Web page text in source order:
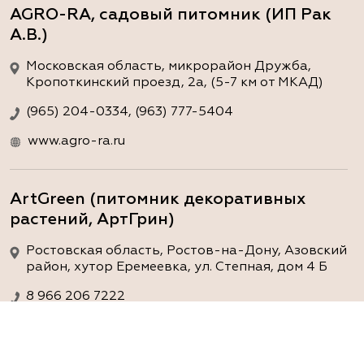
AGRO-RA, садовый питомник (ИП Рак
А.В.)
Московская область, микрорайон Дружба,
Кропоткинский проезд, 2а, (5-7 км от МКАД)
(965) 204-0334, (963) 777-5404
www.agro-ra.ru
ArtGreen (питомник декоративных
растений, АртГрин)
Ростовская область, Ростов-на-Дону, Азовский
район, хутор Еремеевка, ул. Степная, дом 4 Б
8 966 206 7222